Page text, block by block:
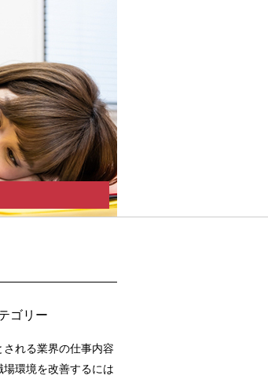
ゴリー
される業界の仕事内容
場環境を改善するには